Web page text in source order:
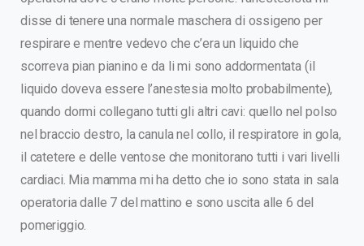
disse di tenere una normale maschera di ossigeno per
respirare e mentre vedevo che c’era un liquido che
scorreva pian pianino e da li mi sono addormentata (il
liquido doveva essere l’anestesia molto probabilmente),
quando dormi collegano tutti gli altri cavi: quello nel polso
nel braccio destro, la canula nel collo, il respiratore in gola,
il catetere e delle ventose che monitorano tutti i vari livelli
cardiaci. Mia mamma mi ha detto che io sono stata in sala
operatoria dalle 7 del mattino e sono uscita alle 6 del
pomeriggio.